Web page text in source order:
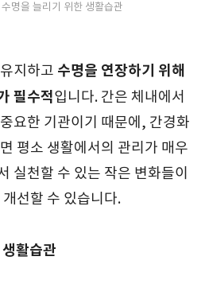
명을 늘리기 위한 생활습관
지하고 수명을 연장하기 위해
필수적입니다. 간은 체내에서
요한 기관이기 때문에, 간경화
평소 생활에서의 관리가 매우
실천할 수 있는 작은 변화들이
선할 수 있습니다.
활습관